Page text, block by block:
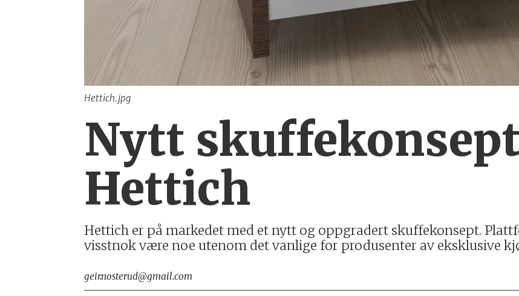
Hettich.jpg
Nytt
Hettich
Hettich er på markedet med et nytt og oppgradert skuffekonsept.
visstnok være noe utenom det vanlige for produsenter av eksklusive
geir.nosterud@gmail.com